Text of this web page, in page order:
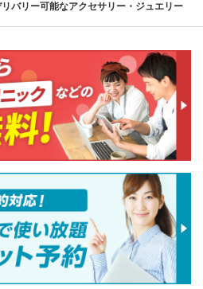
バリー可能なアクセサリー・ジュエリー